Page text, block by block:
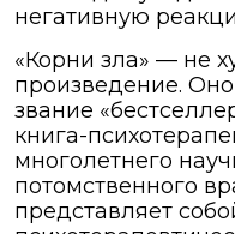
негативную
«Корни зла» — не
произведение.
звание
книга-
многолетнего
потомственного
представляет